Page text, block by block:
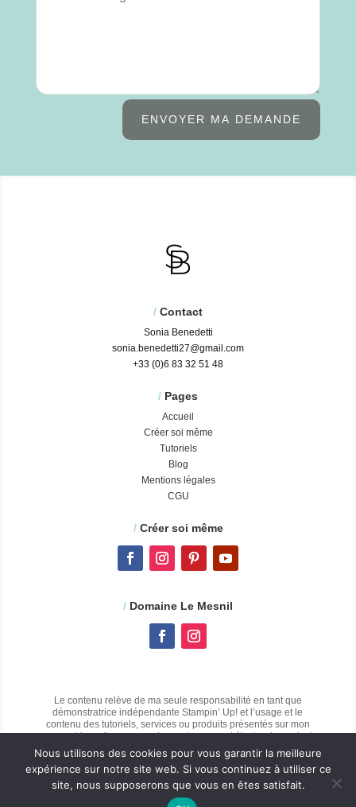
ENVOYER MA DEMANDE
/ Contact
Sonia Benedetti
sonia.benedetti27@gmail.com
+33 (0)6 83 32 51 48
/ Pages
Accueil
Créer soi même
Tutoriels
Blog
Mentions légales
CGU
/ Créer soi même
/ Domaine Le Mesnil
Le contenu relève de ma seule responsabilité en tant que
démonstratrice indépendante Stampin’ Up! et l’usage et le
contenu des tutoriels, services ou produits présentés sur mon
propre blog, site personnel ou autre support électronique n’est
pas agréé par Stampin’ Up!
Nous utilisons des cookies pour vous garantir la meilleure
expérience sur notre site web. Si vous continuez à utiliser ce
site, nous supposerons que vous en êtes satisfait.